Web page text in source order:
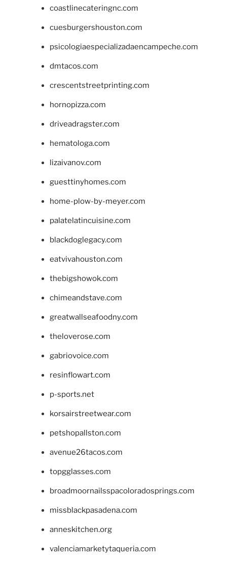
coastlinecateringnc.com
cuesburgershouston.com
psicologiaespecializadaencampeche.com
dmtacos.com
crescentstreetprinting.com
hornopizza.com
driveadragster.com
hematologa.com
lizaivanov.com
guesttinyhomes.com
home-plow-by-meyer.com
palatelatincuisine.com
blackdoglegacy.com
eatvivahouston.com
thebigshowok.com
chimeandstave.com
greatwallseafoodny.com
theloverose.com
gabriovoice.com
resinflowart.com
p-sports.net
korsairstreetwear.com
petshopallston.com
avenue26tacos.com
topgglasses.com
broadmoornailsspacoloradosprings.com
missblackpasadena.com
anneskitchen.org
valenciamarketytaqueria.com